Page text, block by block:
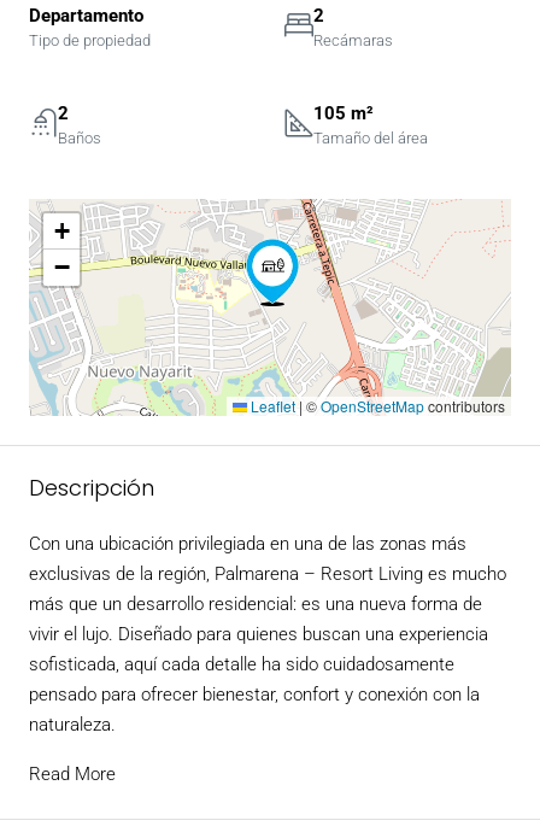
Departamento
Tipo de propiedad
2
Recámaras
2
Baños
105 m²
Tamaño del área
+
−
Leaflet | ©OpenStreetMapcontributors
Descripción
Con una ubicación privilegiada en una de las zonas más
exclusivas de la región, Palmarena – Resort Living es mucho
más que un desarrollo residencial: es una nueva forma de
vivir el lujo. Diseñado para quienes buscan una experiencia
sofisticada, aquí cada detalle ha sido cuidadosamente
pensado para ofrecer bienestar, confort y conexión con la
naturaleza.
Read More